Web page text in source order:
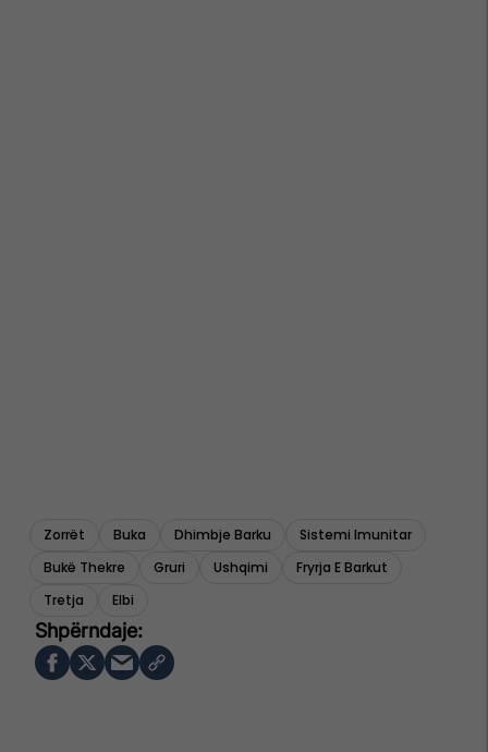
Zorrët Buka Dhimbje Barku
Sistemi Imunitar
Bukë Thekre
Gruri Ushqimi
Fryrja E Barkut
Tretja
Elbi